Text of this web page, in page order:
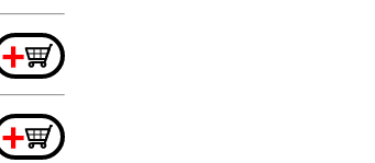
+
+